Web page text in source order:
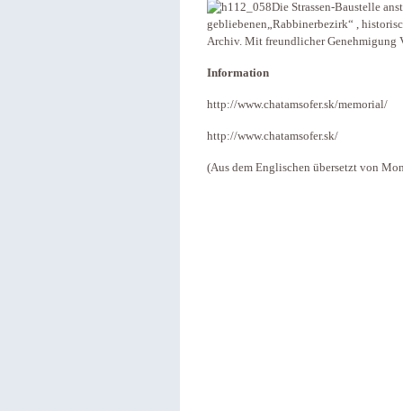
Die Strassen-Baustelle
gebliebenen„Rabbinerbezirk“ ,
Archiv. Mit freundlicher Genehmigung
Information
http://www.chatamsofer.sk/memorial/
http://www.chatamsofer.sk/
(Aus dem Englischen übersetzt von